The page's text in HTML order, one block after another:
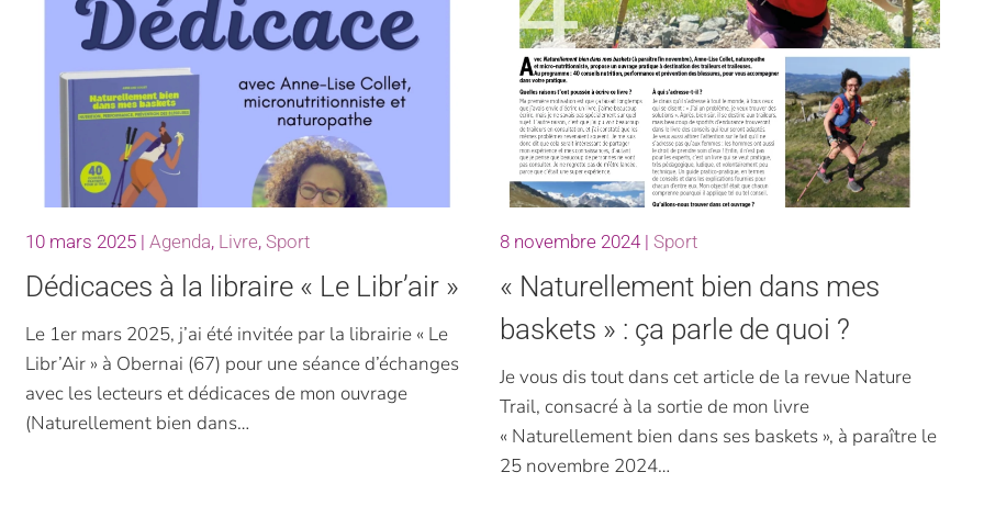
10 mars 2025 |Agenda, Livre,Sport
Dédicaces à la libraire « Le Libr’air »
Le 1er mars 2025, j’ai été invitée par la librairie « Le
Libr’Air » à Obernai (67) pour une séance d’échanges
avec les lecteurs et dédicaces de mon ouvrage
(Naturellement bien dans…
8 novembre 2024| Sport
« Naturellement bien dans mes
baskets » : ça parle de quoi ?
Je vous dis tout dans cet article de la revue Nature
Trail, consacré à la sortie de mon livre
« Naturellement bien dans ses baskets », à paraître le
25 novembre 2024…